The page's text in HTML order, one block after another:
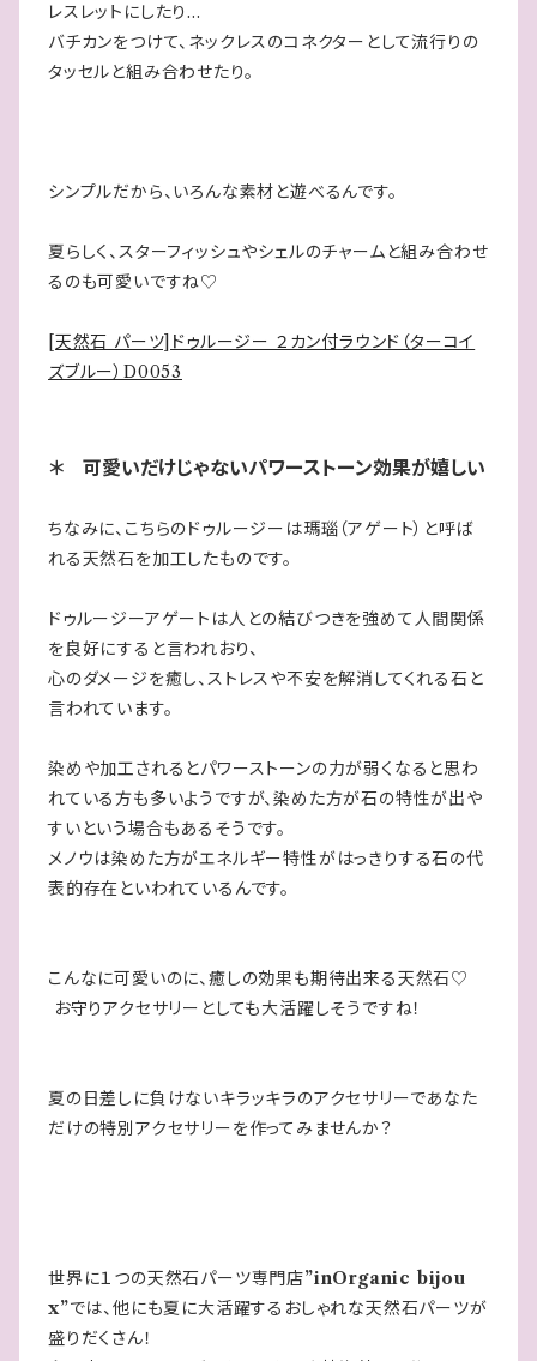
レスレットにしたり...
バチカンをつけて、ネックレスのコネクターとして流行りの
タッセルと組み合わせたり。
シンプルだから、いろんな素材と遊べるんです。
夏らしく、スターフィッシュやシェルのチャームと組み合わせ
るのも可愛いですね♡
[天然石 パーツ]ドゥルージー ２カン付ラウンド（ターコイ
ズブルー）D0053
＊ 可愛いだけじゃないパワーストーン効果が嬉しい
ちなみに、こちらのドゥルージーは瑪瑙（アゲート）と呼ば
れる天然石を加工したものです。
ドゥルージーアゲートは人との結びつきを強めて人間関係
を良好にすると言われおり、
心のダメージを癒し、ストレスや不安を解消してくれる石と
言われています。
染めや加工されるとパワーストーンの力が弱くなると思わ
れている方も多いようですが、染めた方が石の特性が出や
すいという場合もあるそうです。
メノウは染めた方がエネルギー特性がはっきりする石の代
表的存在といわれているんです。
こんなに可愛いのに、癒しの効果も期待出来る天然石♡
お守りアクセサリーとしても大活躍しそうですね！
夏の日差しに負けないキラッキラのアクセサリーであなた
だけの特別アクセサリーを作ってみませんか？
世界に１つの天然石パーツ専門店”inOrganic bijou
x”では、他にも夏に大活躍するおしゃれな天然石パーツが
盛りだくさん！